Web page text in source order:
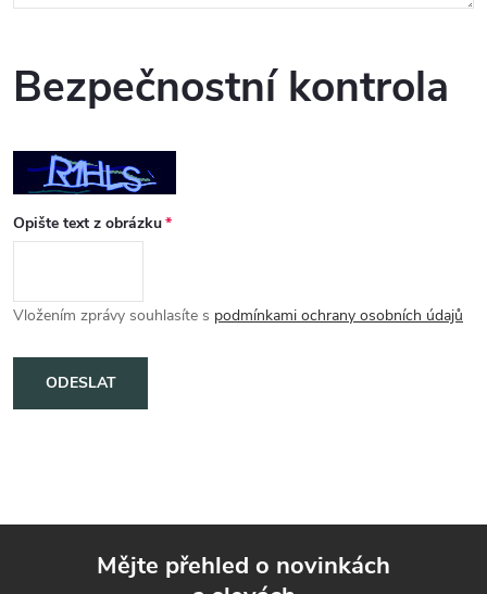
Bezpečnostní kontrola
Opište text z obrázku
Vložením zprávy souhlasíte s podmínkami ochrany osobních údajů
ODESLAT
Mějte přehled o novinkách